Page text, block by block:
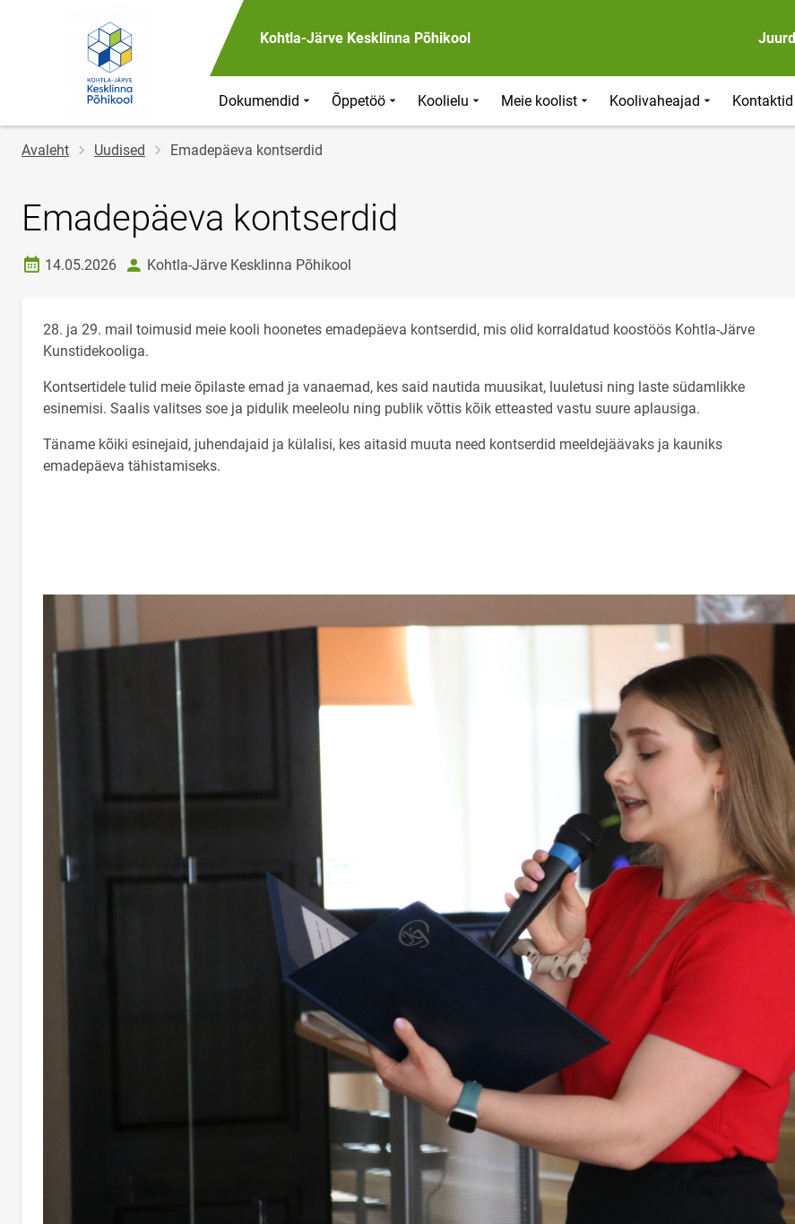
Kohtla-Järve Kesklinna Põhikool
Dokumendid Õppetöö Koolielu Meie koolist Koolivaheajad Kontaktid
Jälglink
Avaleht Uudised Emadepäeva kontserdid
Emadepäeva kontserdid
Loomise kuupäev
14.05.2026 autorKohtla-Järve Kesklinna Põhikool
28. ja 29. mail toimusid meie kooli hoonetes emadepäeva kontserdid, mis olid korraldatud koostöös Kohtla-Järve
Kunstidekooliga.
Kontsertidele tulid meie õpilaste emad ja vanaemad, kes said nautida muusikat, luuletusi ning laste südamlikke
esinemisi. Saalis valitses soe ja pidulik meeleolu ning publik võttis kõik etteasted vastu suure aplausiga.
Täname kõiki esinejaid, juhendajaid ja külalisi, kes aitasid muuta need kontserdid meeldejäävaks ja kauniks
emadepäeva tähistamiseks.